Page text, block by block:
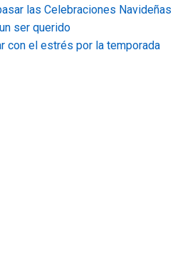
las Celebraciones Navideñas
ser querido
con el estrés por la temporada